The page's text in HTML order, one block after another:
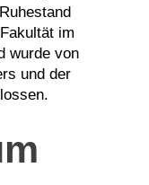
im
wurde von
und der